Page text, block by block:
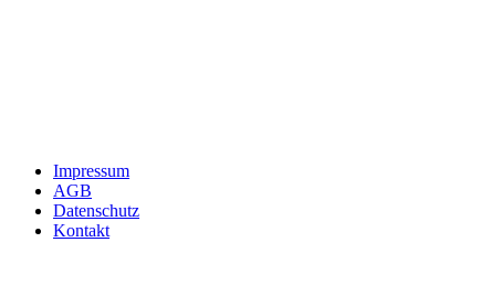
Impressum
AGB
Datenschutz
Kontakt